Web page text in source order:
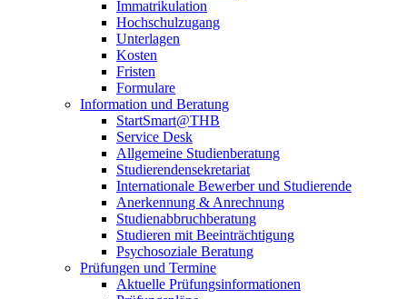
Immatrikulation
Hochschulzugang
Unterlagen
Kosten
Fristen
Formulare
Information und Beratung
StartSmart@THB
Service Desk
Allgemeine Studienberatung
Studierendensekretariat
Internationale Bewerber und Studierende
Anerkennung & Anrechnung
Studienabbruchberatung
Studieren mit Beeinträchtigung
Psychosoziale Beratung
Prüfungen und Termine
Aktuelle Prüfungsinformationen